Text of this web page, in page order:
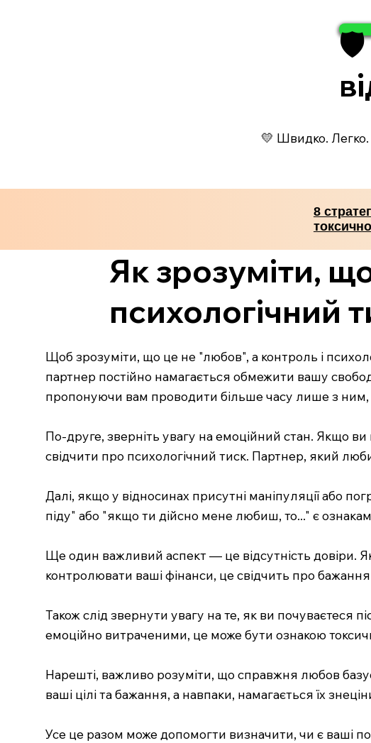
🛡️
💛 Швидко. Легко.
8
Як зрозуміти,
психологічний
Щоб зрозуміти, що це не "любов", а контроль і
партнер постійно намагається обмежити вашу
пропонуючи вам проводити більше часу лише з ним,
По-друге, зверніть увагу на емоційний стан. Якщо ви
свідчити про психологічний тиск. Партнер, який
Далі, якщо у відносинах присутні маніпуляції або
піду" або "якщо ти дійсно мене любиш, то..." є
Ще один важливий аспект — це відсутність довіри.
контролювати ваші фінанси, це свідчить про
Також слід звернути увагу на те, як ви почуваєтеся
емоційно витраченими, це може бути ознакою
Нарешті, важливо розуміти, що справжня любов
ваші цілі та бажання, а навпаки, намагається їх
Усе це разом може допомогти визначити, чи є ваші